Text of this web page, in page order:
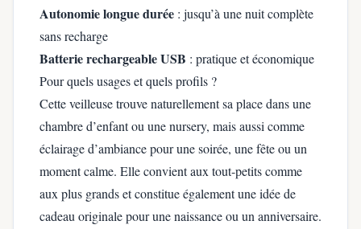
Autonomie longue durée : jusqu’à une nuit complète
sans recharge
Batterie rechargeable USB : pratique et économique
Pour quels usages et quels profils ?
Cette veilleuse trouve naturellement sa place dans une
chambre d’enfant ou une nursery, mais aussi comme
éclairage d’ambiance pour une soirée, une fête ou un
moment calme. Elle convient aux tout-petits comme
aux plus grands et constitue également une idée de
cadeau originale pour une naissance ou un anniversaire.